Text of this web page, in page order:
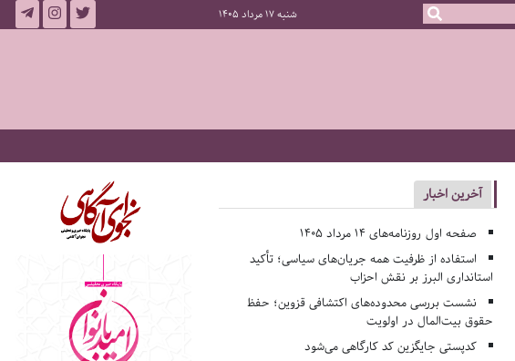
شنبه 17 مرداد 1405
آخرین اخبار
صفحه اول روزنامه‌های 14 مرداد 1405
استفاده از ظرفیت همه جریان‌های سیاسی؛ تأکید
استانداری البرز بر نقش احزاب
نشست بررسی محدوده‌های اکتشافی قزوین؛ حفظ
حقوق بیت‌المال در اولویت
کدپستی جایگزین کد کارگاهی می‌شود